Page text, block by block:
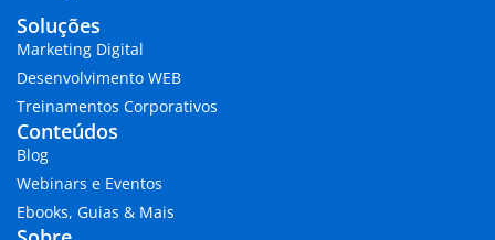
Soluções
Marketing Digital
Desenvolvimento WEB
Treinamentos Corporativos
Conteúdos
Blog
Webinars e Eventos
Ebooks, Guias & Mais